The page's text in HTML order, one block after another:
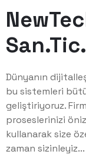
Dünyanın
bu sistemleri
geliştiriyoruz.
proseslerinizi
kullanarak size
zaman sizinleyiz...